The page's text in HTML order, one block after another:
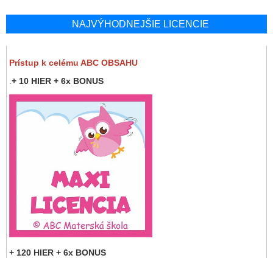
NAJVÝHODNEJŠIE LICENCIE
Prístup k celému ABC OBSAHU
+ 10 HIER + 6x BONUS
+ 120 HIER + 6x BONUS